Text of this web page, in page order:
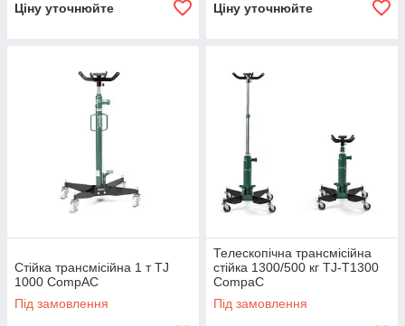
Ціну уточнюйте Ціну уточнюйте
Стійка трансмісійна 1 т TJ
1000 CompAC
Під замовлення
Телескопічна трансмісійна
стійка 1300/500 кг TJ-T1300
CompaC
Під замовлення